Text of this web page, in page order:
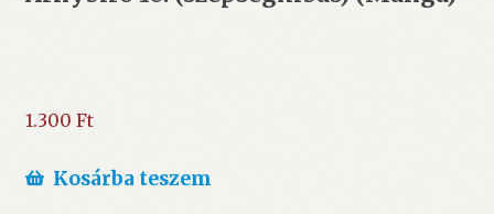
1.300 Ft
Kosárba teszem